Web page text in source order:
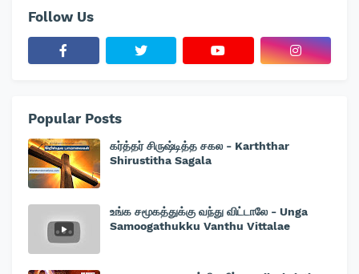
Follow Us
Popular Posts
கர்த்தர் சிருஷ்டித்த சகல - Karththar
Shirustitha Sagala
உங்க சமூகத்துக்கு வந்து விட்டாலே - Unga
Samoogathukku Vanthu Vittalae